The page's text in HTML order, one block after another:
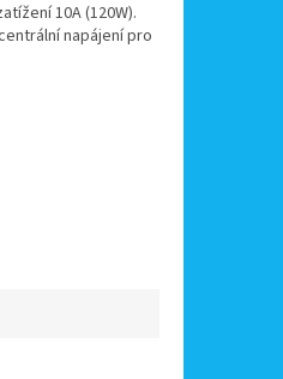
10A (120W).
napájení pro